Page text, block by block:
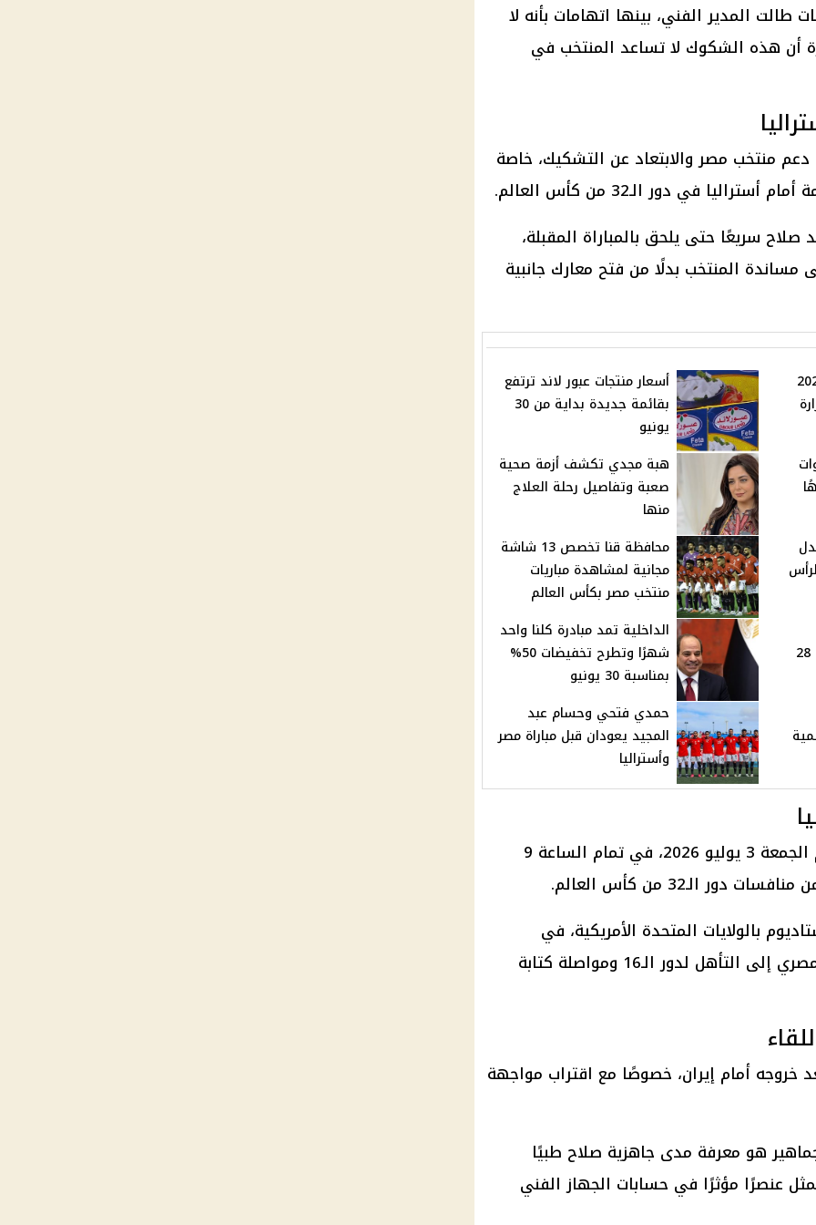
المدير الفني، بينها اتهامات بأنه لا
أن هذه الشكوك لا تساعد المنتخب في
منتخب مصر والابتعاد عن التشكيك، خاصة
في دور الـ32 من كأس العالم.
سريعًا حتى يلحق بالمباراة المقبلة،
مساندة المنتخب بدلًا من فتح معارك جانبية
الفنية 2026
أسعار منتجات عبور لاند ترتفع
بقائمة جديدة بداية من 30
يونيو
هبة مجدي تكشف أزمة صحية
صعبة وتفاصيل رحلة العلاج
منها
محافظة قنا تخصص 13 شاشة
مجانية لمشاهدة مباريات
منتخب مصر بكأس العالم
رسميًا حتى 5% بداية من 28
الداخلية تمد مبادرة كلنا واحد
شهرًا وتطرح تخفيضات 50%
بمناسبة 30 يونيو
حمدي فتحي وحسام عبد
المجيد يعودان قبل مباراة مصر
وأستراليا
يلتقي منتخب مصر مع أستراليا يوم الجمعة 3 يوليو 2026، في تمام الساعة 9
الـ32 من كأس العالم.
بالولايات المتحدة الأمريكية، في
مواجهة يسعى خلالها المنتخب المصري إلى التأهل لدور الـ16 ومواصلة كتابة
خروجه أمام إيران، خصوصًا مع اقتراب مواجهة
هو معرفة مدى جاهزية صلاح طبيًا
عنصرًا مؤثرًا في حسابات الجهاز الفني